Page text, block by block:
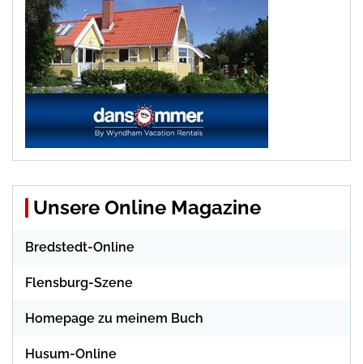
Unsere Online Magazine
Bredstedt-Online
Flensburg-Szene
Homepage zu meinem Buch
Husum-Online